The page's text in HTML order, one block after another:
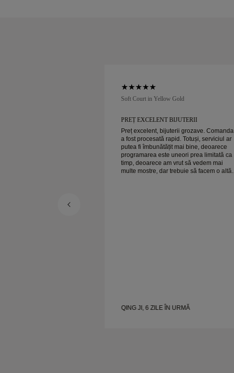
Soft Court in Yellow Gold
PREȚ EXCELENT BIJUTERII
Preț excelent, bijuterii grozave. Comanda
a fost procesată rapid. Totuși, serviciul ar
putea fi îmbunătățit mai bine, deoarece
programarea este uneori prea limitată ca
timp, deoarece am vrut să vedem mai
multe mostre, dar trebuie să facem o altă
QING JI, 6 ZILE ÎN URMĂ